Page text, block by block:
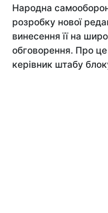
Народна
розробку нової
винесення її на
обговорення. Про це
керівник штабу